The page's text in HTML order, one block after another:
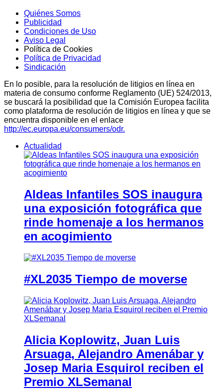
Quiénes Somos
Publicidad
Condiciones de Uso
Aviso Legal
Política de Cookies
Política de Privacidad
Sindicación
En lo posible, para la resolución de litigios en línea en
materia de consumo conforme Reglamento (UE) 524/2013,
se buscará la posibilidad que la Comisión Europea facilita
como plataforma de resolución de litigios en línea y que se
encuentra disponible en el enlace
http://ec.europa.eu/consumers/odr.
Actualidad
Aldeas Infantiles SOS inaugura
una exposición fotográfica que
rinde homenaje a los hermanos
en acogimiento
#XL2035 Tiempo de moverse
Alicia Koplowitz, Juan Luis
Arsuaga, Alejandro Amenábar y
Josep Maria Esquirol reciben el
Premio XLSemanal